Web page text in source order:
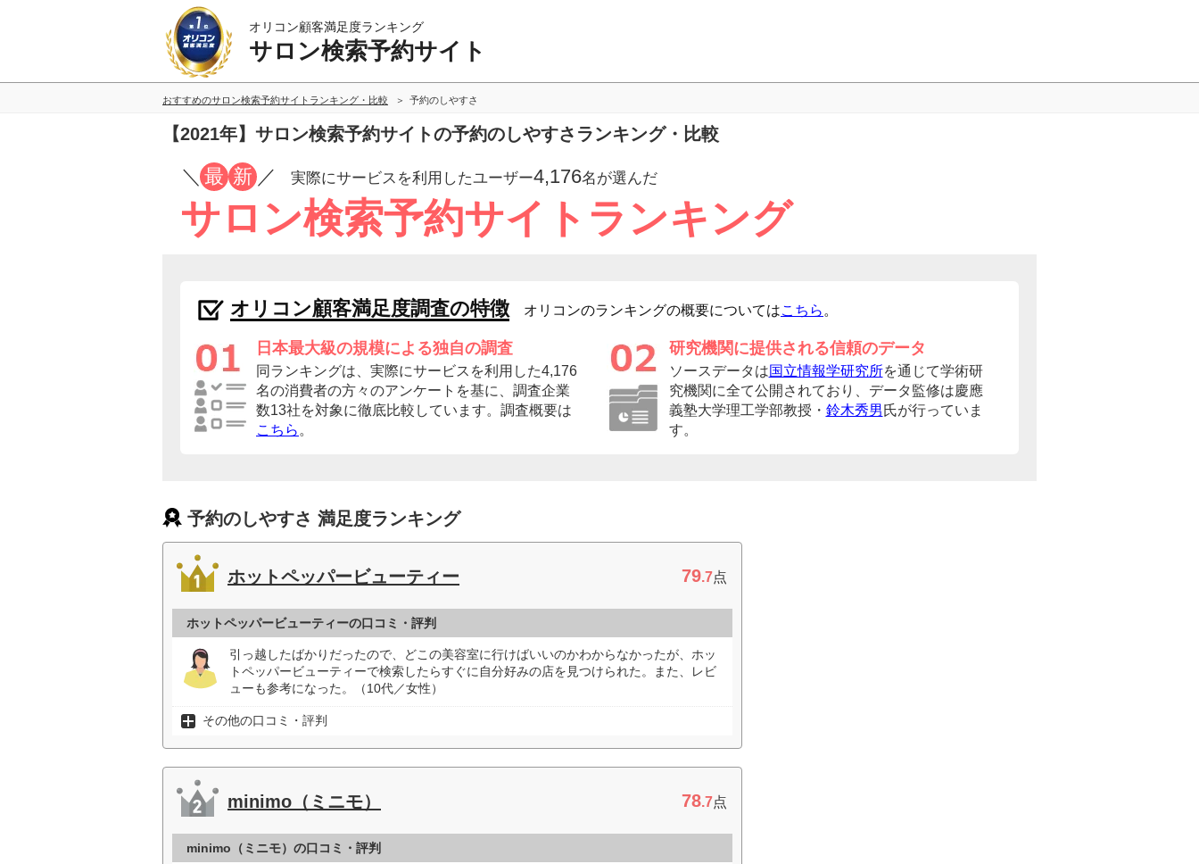
オリコン顧客満足度ランキング
サロン検索予約サイト
おすすめのサロン検索予約サイトランキング・比較 予約のしやすさ
【2021年】サロン検索予約サイトの予約のしやすさランキング・比較
／ 最 新 ／ 実際にサービスを利用したユーザー4,176名が選んだ
サロン検索予約サイトランキング
オリコン顧客満足度調査の特徴 オリコンのランキングの概要についてはこちら 。
日本最大級の規模による独自の調査
同ランキングは、実際にサービスを利用した4,176
名の消費者の方々のアンケートを基に、調査企業
数13社を対象に徹底比較しています。調査概要は
こちら 。
研究機関に提供される信頼のデータ
ソースデータは国立情報学研究所を通じて学術研
究機関に全て公開されており、データ監修は慶應
義塾大学理工学部教授・ 鈴木秀男 氏が行っていま
す。
予約のしやすさ 満足度ランキング
ホットペッパービューティー 79.7点
ホットペッパービューティーの口コミ・評判
引っ越したばかりだったので、どこの美容室に行けばいいのかわからなかったが、ホッ
トペッパービューティーで検索したらすぐに自分好みの店を見つけられた。また、レビ
ューも参考になった。（10代／女性）
その他の口コミ・評判
minimo（ミニモ） 78.7点
minimo（ミニモ）の口コミ・評判